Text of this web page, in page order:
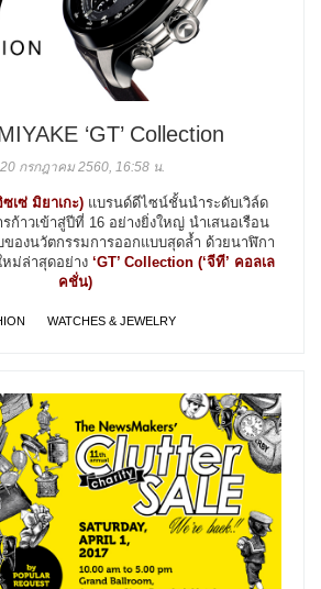
‘GT’ Collection
20 กรกฎาคม 2560, 16:58 น.
เซ่ มิยาเกะ)แบรนด์ดีไซน์ชั้นนำระดับเวิล์ด
ก้าวเข้าสู่ปีที่ 16 อย่างยิ่งใหญ่ นำเสนอเรือน
ของนวัตกรรมการออกแบบสุดล้ำ ด้วยนาฬิกา
หม่ล่าสุดอย่าง ‘GT’ Collection (‘จีที’ คอลเล
คชั่น)
WATCHES & JEWELRY